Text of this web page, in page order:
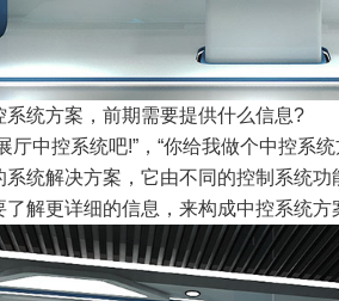
统方案，前期需要提供什么信息?
控系统吧!”，“你给我做个中控系统
解决方案，它由不同的控制系统功
解更详细的信息，来构成中控系统方